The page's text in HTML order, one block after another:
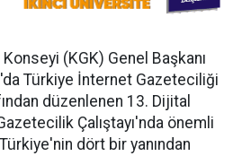
(KGK) Genel Başkanı
Türkiye İnternet Gazeteciliği
düzenlenen 13. Dijital
Çalıştayı'nda önemli
dört bir yanından